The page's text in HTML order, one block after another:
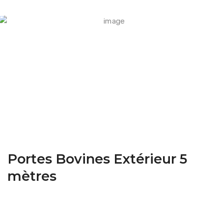
Portes Bovines Extérieur 5
mètres